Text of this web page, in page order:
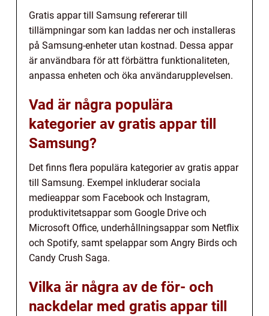
Gratis appar till Samsung refererar till
tillämpningar som kan laddas ner och installeras
på Samsung-enheter utan kostnad. Dessa appar
är användbara för att förbättra funktionaliteten,
anpassa enheten och öka användarupplevelsen.
Vad är några populära
kategorier av gratis appar till
Samsung?
Det finns flera populära kategorier av gratis appar
till Samsung. Exempel inkluderar sociala
medieappar som Facebook och Instagram,
produktivitetsappar som Google Drive och
Microsoft Office, underhållningsappar som Netflix
och Spotify, samt spelappar som Angry Birds och
Candy Crush Saga.
Vilka är några av de för- och
nackdelar med gratis appar till